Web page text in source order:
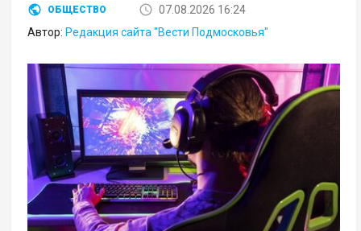
ОБЩЕСТВО
07.08.2026 16:24
Автор: Редакция сайта "Вести Подмосковья"